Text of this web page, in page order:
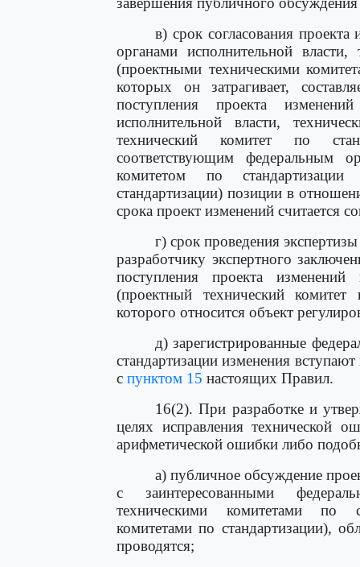
в) срок согласования
органами исполнительной
(проектными техническими
которых он затрагивает,
поступления проекта
исполнительной власти,
технический комитет по
соответствующим федеральным
комитетом по
стандартизации) позиции в
срока проект изменений считается
г) срок проведения
разработчику экспертного
поступления проекта
(проектный технический комитет
которого относится объект
д) зарегистрированные
стандартизации изменения
с пунктом 15 настоящих Правил.
16(2). При разработке и
целях исправления технической
арифметической ошибки либо
а) публичное обсуждение
с заинтересованными
техническими комитетами по
комитетами по стандартизации),
проводятся;